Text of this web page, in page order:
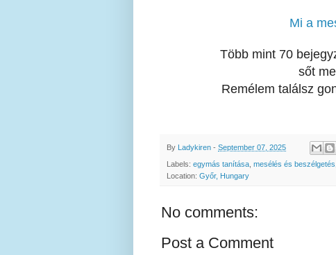
Mi a
Több mint 70
sőt
Remélem találsz
By Ladykiren - September 07, 2025
Labels: egymás tanítása mesélés és beszélgetés
Location: Győr, Hungary
No comments:
Post a Comment